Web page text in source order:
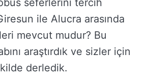
seferlerini tercih
ile Alucra arasında
mevcut mudur? Bu
araştırdık ve sizler için
derledik.